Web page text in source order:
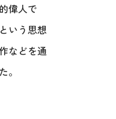
偉人で
いう思想
などを通
。